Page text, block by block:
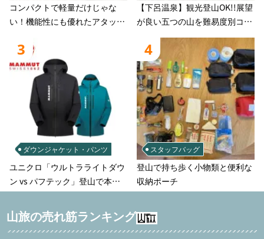
コンパクトで軽量だけじゃな
い！機能性にも優れたアタック
ムと選び方
【下呂温泉】観光登山OK!!展望
が良い五つの山を難易度別コー
スでご案
3
ダウンジャケット・パンツ
ユニクロ「ウルトラライトダウ
ン vs パフテック」登山で本当
に使えるのはどっち？徹底比較
4
スタッフバッグ
登山で持ち歩く小物類と便利な
収納ポーチ
山旅の売れ筋ランキング